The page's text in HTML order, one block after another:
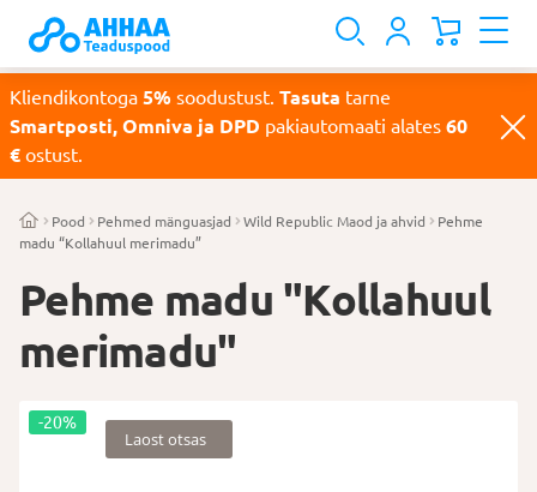
Kliendikontoga 5% soodustust. Tasuta tarne
Smartposti, Omniva ja DPD pakiautomaati alates 60
€ ostust.
Pood Pehmed mänguasjad Wild Republic Maod ja ahvid
Pehme
madu “Kollahuul merimadu”
Pehme madu "Kollahuul
merimadu"
-20%
Laost otsas